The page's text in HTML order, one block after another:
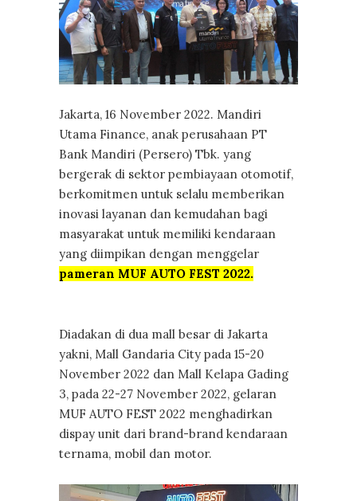
Jakarta, 16 November 2022. Mandiri
Utama Finance, anak perusahaan PT
Bank Mandiri (Persero) Tbk. yang
bergerak di sektor pembiayaan otomotif,
berkomitmen untuk selalu memberikan
inovasi layanan dan kemudahan bagi
masyarakat untuk memiliki kendaraan
yang diimpikan dengan menggelar
pameran MUF AUTO FEST 2022.
Diadakan di dua mall besar di Jakarta
yakni, Mall Gandaria City pada 15-20
November 2022 dan Mall Kelapa Gading
3, pada 22-27 November 2022, gelaran
MUF AUTO FEST 2022 menghadirkan
dispay unit dari brand-brand kendaraan
ternama, mobil dan motor.